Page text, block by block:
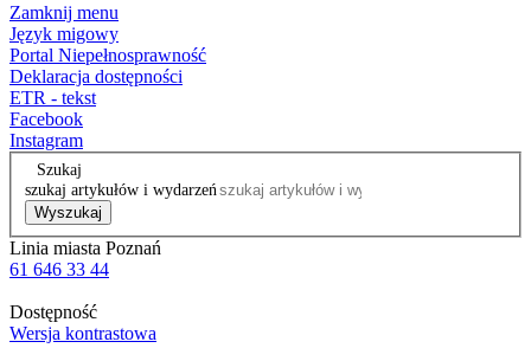
Zamknij menu
Język migowy
Portal Niepełnosprawność
Deklaracja dostępności
ETR - tekst
Facebook
Instagram
Szukaj
szukaj artykułów i wydarzeń
Wyszukaj
Linia miasta Poznań
61 646 33 44
Dostępność
Wersja kontrastowa